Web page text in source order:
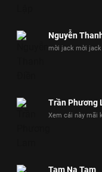
Nguyễn
mời jack mời
Trần Phương
Xem cái này mãi
Tam Na Tam